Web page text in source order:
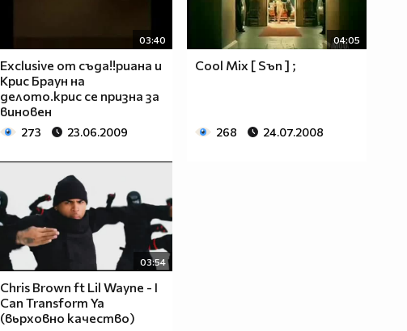
03:40
Exclusive от съда!!риана и
Крис Браун на
делото.крис се призна за
виновен
273 23.06.2009
04:05
Cool Mix [ Sъn ] ;
268 24.07.2008
03:54
Chris Brown ft Lil Wayne - I
Can Transform Ya
(вьрховно качество)